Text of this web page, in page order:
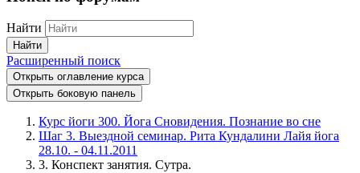
Найти
Найти
Расширенный поиск
Открыть оглавление курса
Открыть боковую панель
Курс йоги 300. Йога Сновидения. Познание во сне
Шаг 3. Выездной семинар. Рита Кундалини Лайя йога
28.10. - 04.11.2011
3. Конспект занятия. Сутра.